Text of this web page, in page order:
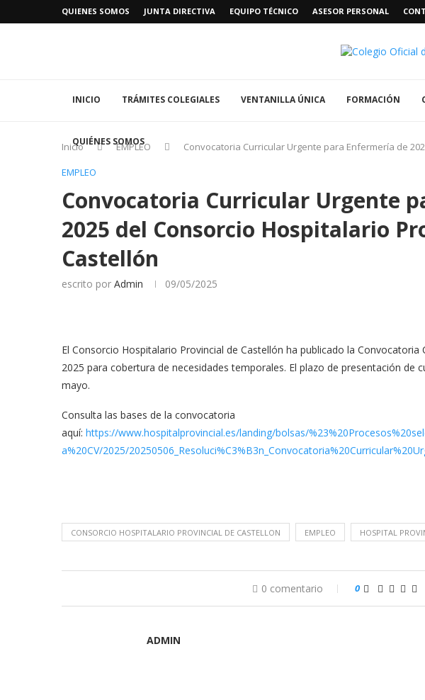
QUIENES SOMOS JUNTA DIRECTIVA EQUIPO TÉCNICO ASESOR PERSONAL
INICIO TRÁMITES COLEGIALES VENTANILLA ÚNICA FORMACIÓN
QUIÉNES SOMOS
Inicio EMPLEO
Convocatoria Curricular Urgente para Enfermería de
EMPLEO
Convocatoria Curricular Urgente
2025 del Consorcio Hospitalario
Castellón
escrito por Admin 09/05/2025
El Consorcio Hospitalario Provincial de Castellón ha publicado la Convocatoria
2025 para cobertura de necesidades temporales. El plazo de presentación de
mayo.
Consulta las bases de la convocatoria
aquí: https://www.hospitalprovincial.es/landing/bolsas/
a%20CV/2025/
CONSORCIO HOSPITALARIO PROVINCIAL DE CASTELLON EMPLEO HOSPITAL
0 comentario 0
ADMIN